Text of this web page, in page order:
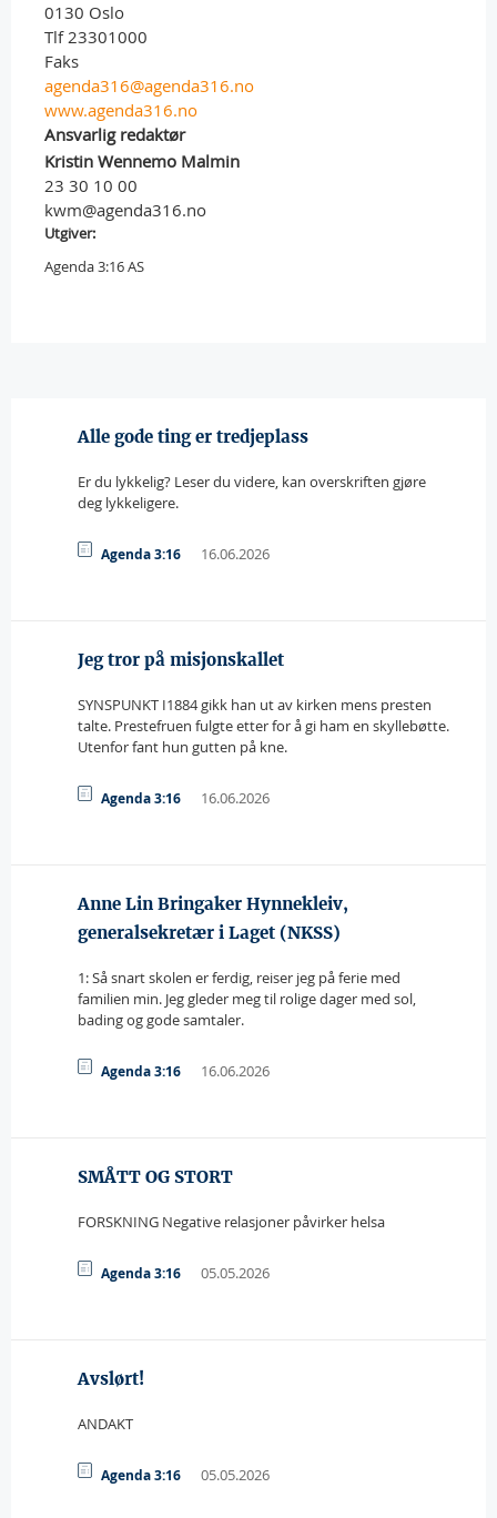
0130 Oslo
Tlf 23301000
Faks
agenda316@agenda316.no
www.agenda316.no
Ansvarlig redaktør
Kristin Wennemo Malmin
23 30 10 00
kwm@agenda316.no
Utgiver:
Agenda 3:16 AS
Alle gode ting er tredjeplass
Er du lykkelig? Leser du videre, kan overskriften gjøre
deg lykkeligere.
Agenda 3:16 16.06.2026
Jeg tror på misjonskallet
SYNSPUNKT I1884 gikk han ut av kirken mens presten
talte. Prestefruen fulgte etter for å gi ham en skyllebøtte.
Utenfor fant hun gutten på kne.
Agenda 3:16 16.06.2026
Anne Lin Bringaker Hynnekleiv,
generalsekretær i Laget (NKSS)
1: Så snart skolen er ferdig, reiser jeg på ferie med
familien min. Jeg gleder meg til rolige dager med sol,
bading og gode samtaler.
Agenda 3:16 16.06.2026
SMÅTT OG STORT
FORSKNING Negative relasjoner påvirker helsa
Agenda 3:16 05.05.2026
Avslørt!
ANDAKT
Agenda 3:16 05.05.2026